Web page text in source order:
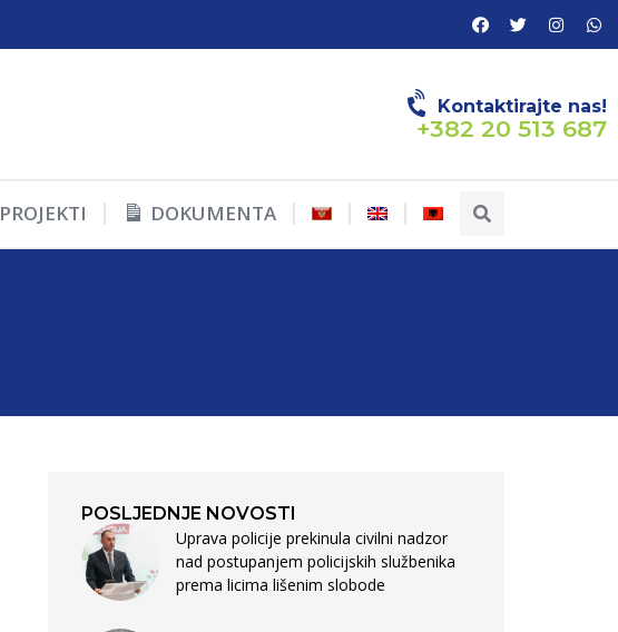
Kontaktirajte nas!
+382 20 513 687
PROJEKTI DOKUMENTA
POSLJEDNJE NOVOSTI
Uprava policije prekinula civilni nadzor
nad postupanjem policijskih službenika
prema licima lišenim slobode